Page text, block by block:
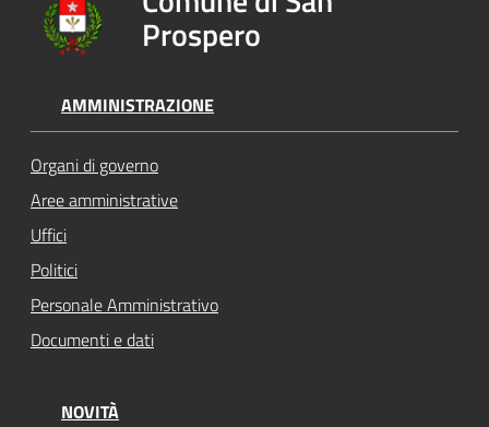
Prospero
AMMINISTRAZIONE
Organi di governo
Aree amministrative
Uffici
Politici
Personale Amministrativo
Documenti e dati
NOVITÀ